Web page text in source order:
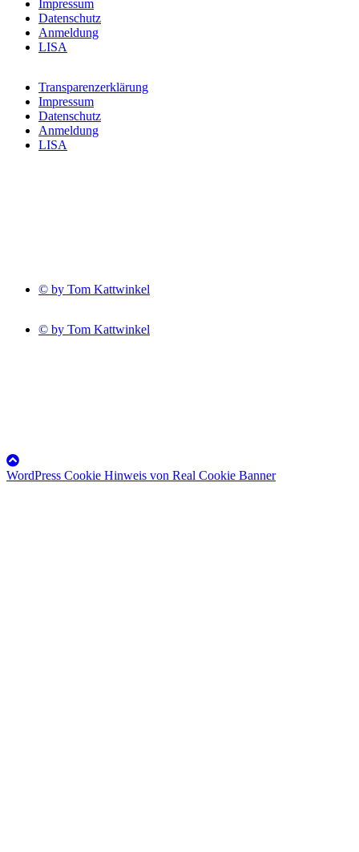
Impressum
Datenschutz
Anmeldung
LISA
Transparenzerklärung
Impressum
Datenschutz
Anmeldung
LISA
© by Tom Kattwinkel
© by Tom Kattwinkel
WordPress Cookie Hinweis von Real Cookie Banner